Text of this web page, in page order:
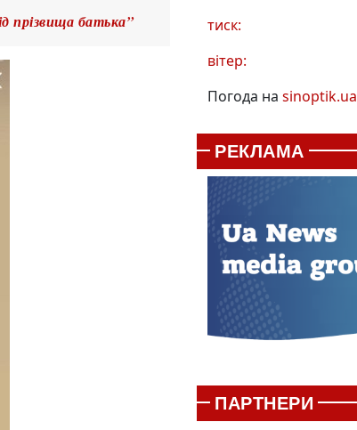
прізвища батька”
тиск:
вітер:
Погода на sinoptik.ua
РЕКЛАМА
ПАРТНЕРИ